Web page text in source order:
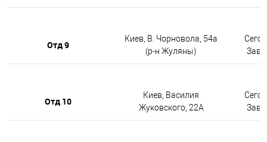
Отд 9
Киев, В. Чорновола, 54а
(р-н Жуляны)
Отд 10
Киев, Василия
Жуковского, 22А